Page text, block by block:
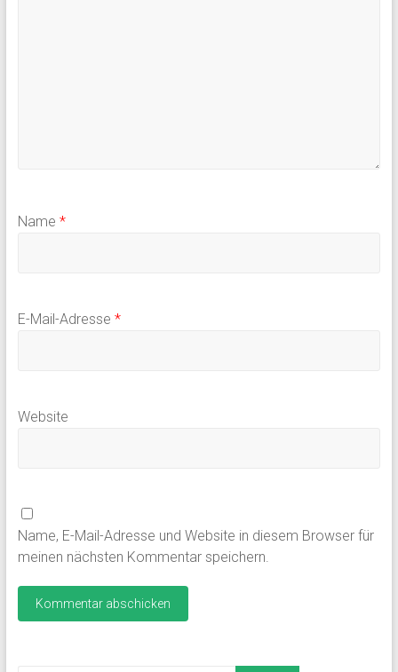
Name *
E-Mail-Adresse *
Website
Name, E-Mail-Adresse und Website in diesem Browser für
meinen nächsten Kommentar speichern.